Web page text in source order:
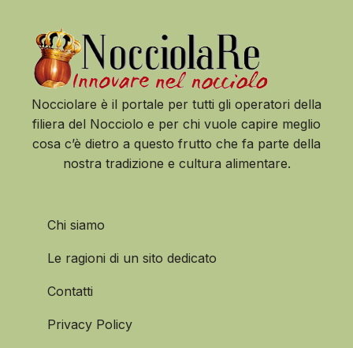
Nocciolare è il portale per tutti gli operatori della
filiera del Nocciolo e per chi vuole capire meglio
cosa c’è dietro a questo frutto che fa parte della
nostra tradizione e cultura alimentare.
Chi siamo
Le ragioni di un sito dedicato
Contatti
Privacy Policy